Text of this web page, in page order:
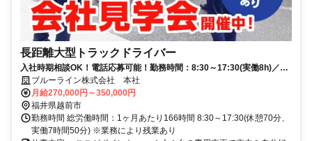
長距離大型トラックドライバー
入社時期相談OK！電話応募可能！勤務時間：8:30～17:30(実働8h)／未
経験者歓迎
ブルーライン株式会社 本社
月給270,000円～350,000円
福井県越前市
勤務時間 総労働時間：1ヶ月あたり166時間 8:30～17:30(休憩70分、
実働7時間50分) ※業務により残業あり